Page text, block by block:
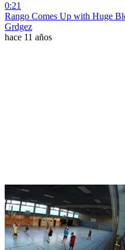
0:21
Rango Comes Up with Huge
Grdgez
hace 11 años